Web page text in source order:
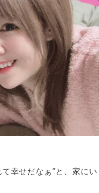
幸せだなぁ”と、家にい